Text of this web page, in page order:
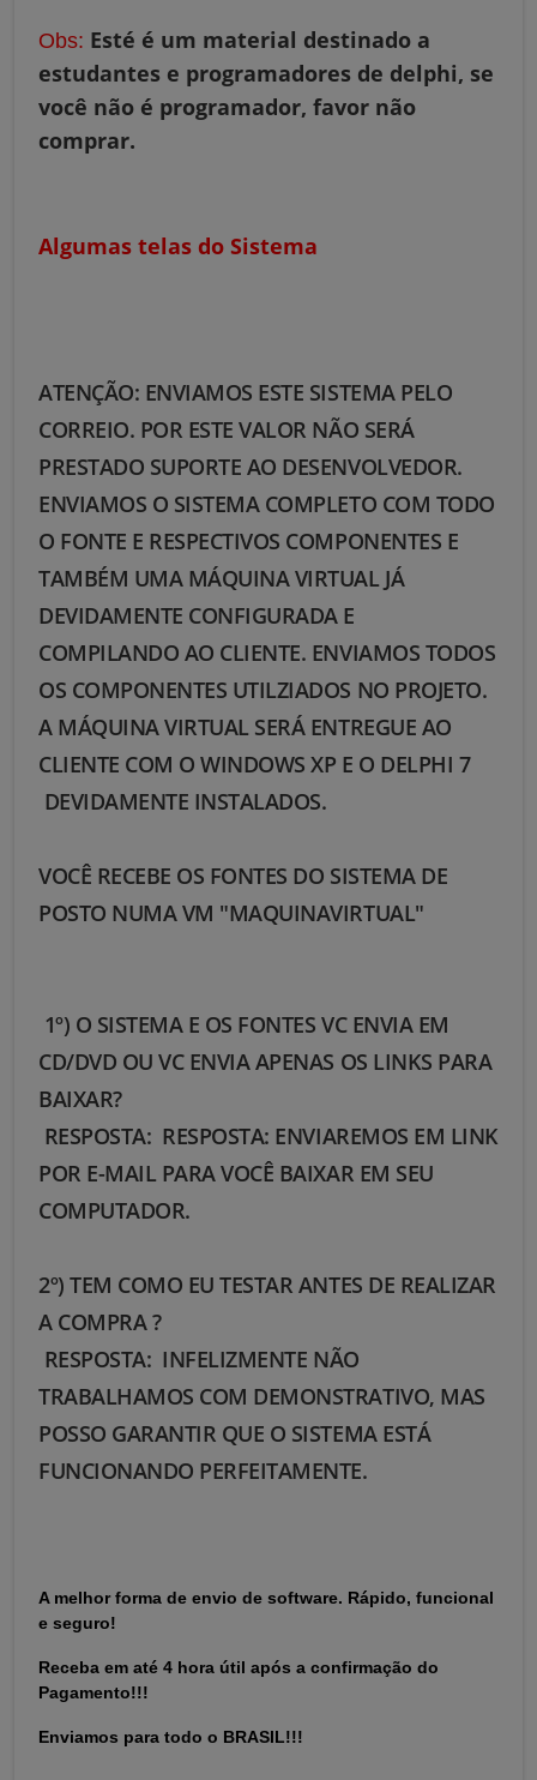
Obs: Esté é um material destinado a
estudantes e programadores de delphi, se
você não é programador, favor não
comprar.
Algumas telas do Sistema
ATENÇÃO: ENVIAMOS ESTE SISTEMA PELO
CORREIO. POR ESTE VALOR NÃO SERÁ
PRESTADO SUPORTE AO DESENVOLVEDOR.
ENVIAMOS O SISTEMA COMPLETO COM TODO
O FONTE E RESPECTIVOS COMPONENTES E
TAMBÉM UMA MÁQUINA VIRTUAL JÁ
DEVIDAMENTE CONFIGURADA E
COMPILANDO AO CLIENTE. ENVIAMOS TODOS
OS COMPONENTES UTILZIADOS NO PROJETO.
A MÁQUINA VIRTUAL SERÁ ENTREGUE AO
CLIENTE COM O WINDOWS XP E O DELPHI 7
DEVIDAMENTE INSTALADOS.
VOCÊ RECEBE OS FONTES DO SISTEMA DE
POSTO NUMA VM "MAQUINAVIRTUAL"
1º) O SISTEMA E OS FONTES VC ENVIA EM
CD/DVD OU VC ENVIA APENAS OS LINKS PARA
BAIXAR?
RESPOSTA: RESPOSTA: ENVIAREMOS EM LINK
POR E-MAIL PARA VOCÊ BAIXAR EM SEU
COMPUTADOR.
2º) TEM COMO EU TESTAR ANTES DE REALIZAR
A COMPRA ?
RESPOSTA: INFELIZMENTE NÃO
TRABALHAMOS COM DEMONSTRATIVO, MAS
POSSO GARANTIR QUE O SISTEMA ESTÁ
FUNCIONANDO PERFEITAMENTE.
A melhor forma de envio de software. Rápido, funcional
e seguro!
Receba em até 4 hora útil após a confirmação do
Pagamento!!!
Enviamos para todo o BRASIL!!!